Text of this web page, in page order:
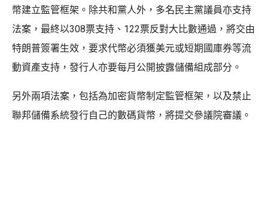
幣建立監管框架。除共和黨人外，多名民主黨議員亦支持
法案，最終以308票支持、122票反對大比數通過，將交由
特朗普簽署生效，要求代幣必須獲美元或短期國庫券等流
動資產支持，發行人亦要每月公開披露儲備組成部分。
另外兩項法案，包括為加密貨幣制定監管框架，以及禁止
聯邦儲備系統發行自己的數碼貨幣，將提交參議院審議。